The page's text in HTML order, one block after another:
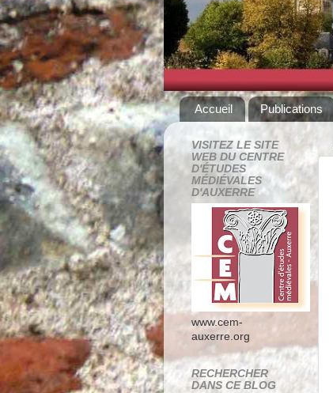
Accueil Publications
VISITEZ LE SITE
WEB DU CENTRE
D'ÉTUDES
MÉDIÉVALES
D'AUXERRE
www.cem-
auxerre.org
RECHERCHER
DANS CE BLOG